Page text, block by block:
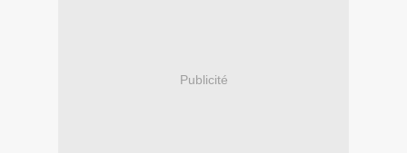
Publicité